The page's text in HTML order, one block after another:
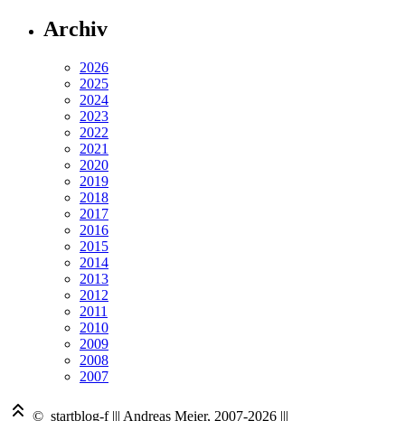
Archiv
2026
2025
2024
2023
2022
2021
2020
2019
2018
2017
2016
2015
2014
2013
2012
2011
2010
2009
2008
2007
© startblog-f ||| Andreas Meier, 2007-2026 |||